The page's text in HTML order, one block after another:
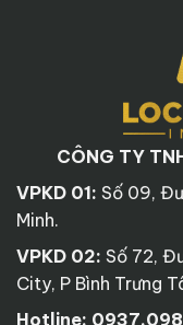
CÔNG TY
VPKD 01: Số 09,
Minh.
VPKD 02: Số 72,
City, P Bình Trưng
Hotline: